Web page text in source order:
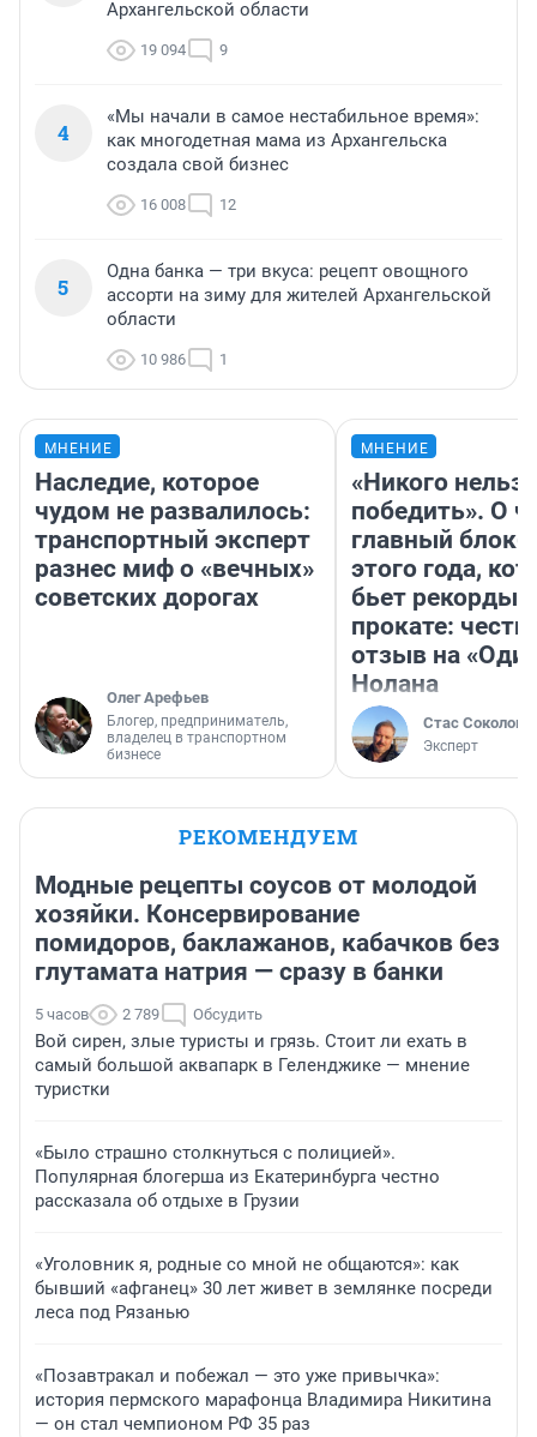
Архангельской области
19 094 9
4
«Мы начали в самое нестабильное время»:
как многодетная мама из Архангельска
создала свой бизнес
16 008 12
5
Одна банка — три вкуса: рецепт овощного
ассорти на зиму для жителей Архангельской
области
10 986 1
МНЕНИЕ
Наследие, которое
чудом не развалилось:
транспортный эксперт
разнес миф о «вечных»
советских дорогах
Олег Арефьев
Блогер, предприниматель,
владелец в транспортном
бизнесе
МНЕНИЕ
«Никого нельзя
победить». О
главный
этого года,
бьет рекорды в
прокате:
отзыв на
Нолана
Стас Соколов
Эксперт
РЕКОМЕНДУЕМ
Модные рецепты соусов от молодой
хозяйки. Консервирование
помидоров, баклажанов, кабачков без
глутамата натрия — сразу в банки
5 часов 2 789 Обсудить
Вой сирен, злые туристы и грязь. Стоит ли ехать в
самый большой аквапарк в Геленджике — мнение
туристки
«Было страшно столкнуться с полицией».
Популярная блогерша из Екатеринбурга честно
рассказала об отдыхе в Грузии
«Уголовник я, родные со мной не общаются»: как
бывший «афганец» 30 лет живет в землянке посреди
леса под Рязанью
«Позавтракал и побежал — это уже привычка»:
история пермского марафонца Владимира Никитина
— он стал чемпионом РФ 35 раз